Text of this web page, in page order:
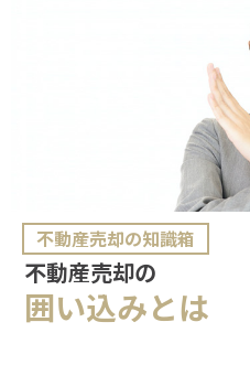
不動産売却の知識箱
不動産売却の
囲い込みとは